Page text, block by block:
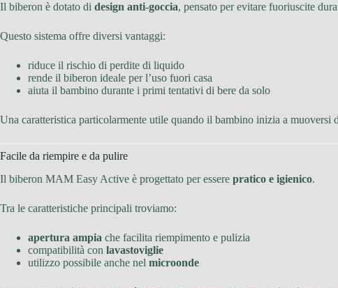
Il biberon è dotato di design anti-goccia, pensato per evitare fuoriuscite
Questo sistema offre diversi vantaggi:
riduce il rischio di perdite di liquido
rende il biberon ideale per l’uso fuori casa
aiuta il bambino durante i primi tentativi di bere da solo
Una caratteristica particolarmente utile quando il bambino inizia a muoversi
Facile da riempire e da pulire
Il biberon MAM Easy Active è progettato per essere pratico e igienico.
Tra le caratteristiche principali troviamo:
apertura ampia che facilita riempimento e pulizia
compatibilità con lavastoviglie
utilizzo possibile anche nel microonde